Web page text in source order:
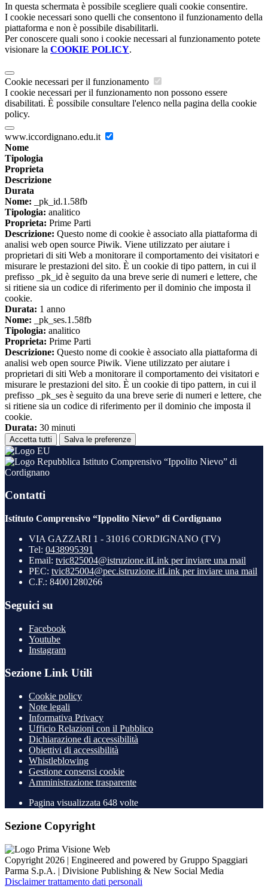
In questa schermata è possibile scegliere quali cookie consentire.
I cookie necessari sono quelli che consentono il funzionamento della
piattaforma e non è possibile disabilitarli.
Per conoscere quali sono i cookie necessari al funzionamento potete
visionare la COOKIE POLICY.
Cookie necessari per il funzionamento
I cookie necessari per il funzionamento non possono essere
disabilitati. È possibile consultare l'elenco nella pagina della cookie
policy.
www.iccordignano.edu.it
Nome
Tipologia
Proprieta
Descrizione
Durata
Nome: _pk_id.1.58fb
Tipologia: analitico
Proprieta: Prime Parti
Descrizione: Questo nome di cookie è associato alla piattaforma di
analisi web open source Piwik. Viene utilizzato per aiutare i
proprietari di siti Web a monitorare il comportamento dei visitatori e
misurare le prestazioni del sito. È un cookie di tipo pattern, in cui il
prefisso _pk_id è seguito da una breve serie di numeri e lettere, che
si ritiene sia un codice di riferimento per il dominio che imposta il
cookie.
Durata: 1 anno
Nome: _pk_ses.1.58fb
Tipologia: analitico
Proprieta: Prime Parti
Descrizione: Questo nome di cookie è associato alla piattaforma di
analisi web open source Piwik. Viene utilizzato per aiutare i
proprietari di siti Web a monitorare il comportamento dei visitatori e
misurare le prestazioni del sito. È un cookie di tipo pattern, in cui il
prefisso _pk_ses è seguito da una breve serie di numeri e lettere, che
si ritiene sia un codice di riferimento per il dominio che imposta il
cookie.
Durata: 30 minuti
Accetta tutti Salva le preferenze
Istituto Comprensivo “Ippolito Nievo” di
Cordignano
Contatti
Istituto Comprensivo “Ippolito Nievo” di Cordignano
VIA GAZZARI 1 - 31016 CORDIGNANO (TV)
Tel: 0438995391
Email: tvic825004@istruzione.itLink per inviare una mail
PEC: tvic825004@pec.istruzione.itLink per inviare una mail
C.F.: 84001280266
Seguici su
Facebook
Youtube
Instagram
Sezione Link Utili
Cookie policy
Note legali
Informativa Privacy
Ufficio Relazioni con il Pubblico
Dichiarazione di accessibilità
Obiettivi di accessibilità
Whistleblowing
Gestione consensi cookie
Amministrazione trasparente
Pagina visualizzata 648 volte
Sezione Copyright
Copyright 2026 | Engineered and powered by Gruppo Spaggiari
Parma S.p.A. | Divisione Publishing & New Social Media
Disclaimer trattamento dati personali